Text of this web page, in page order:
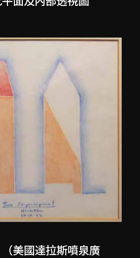
美國達拉斯噴泉廣